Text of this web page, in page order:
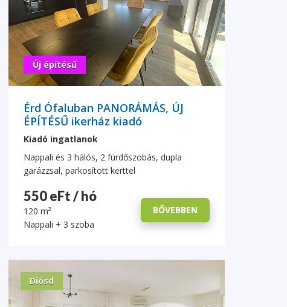
Új építésű
Érd Ófaluban PANORÁMÁS, ÚJ
ÉPÍTÉSŰ ikerház kiadó
Kiadó ingatlanok
Nappali és 3 hálós, 2 fürdőszobás, dupla
garázzsal, parkosított kerttel
550 eFt / hó
120 m²
Nappali + 3 szoba
BŐVEBBEN
Diósd